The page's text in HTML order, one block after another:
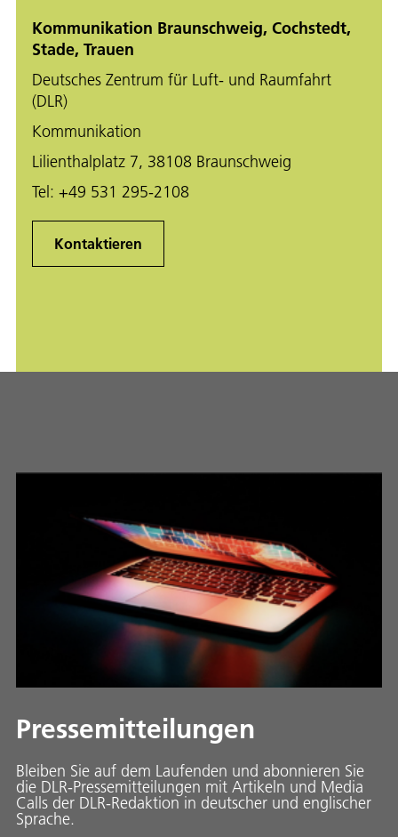
Kommunikation Braunschweig, Cochstedt,
Stade, Trauen
Deutsches Zentrum für Luft- und Raumfahrt
(DLR)
Kommunikation
Lilienthalplatz 7, 38108 Braunschweig
Tel: +49 531 295-2108
Kontaktieren
Pressemitteilungen
Bleiben Sie auf dem Laufenden und abonnieren Sie
die DLR-Pressemitteilungen mit Artikeln und Media
Calls der DLR-Redaktion in deutscher und englischer
Sprache.